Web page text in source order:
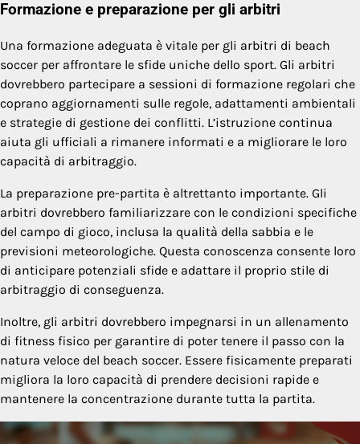
Formazione e preparazione per gli arbitri
Una formazione adeguata è vitale per gli arbitri di beach
soccer per affrontare le sfide uniche dello sport. Gli arbitri
dovrebbero partecipare a sessioni di formazione regolari che
coprano aggiornamenti sulle regole, adattamenti ambientali
e strategie di gestione dei conflitti. L’istruzione continua
aiuta gli ufficiali a rimanere informati e a migliorare le loro
capacità di arbitraggio.
La preparazione pre-partita è altrettanto importante. Gli
arbitri dovrebbero familiarizzare con le condizioni specifiche
del campo di gioco, inclusa la qualità della sabbia e le
previsioni meteorologiche. Questa conoscenza consente loro
di anticipare potenziali sfide e adattare il proprio stile di
arbitraggio di conseguenza.
Inoltre, gli arbitri dovrebbero impegnarsi in un allenamento
di fitness fisico per garantire di poter tenere il passo con la
natura veloce del beach soccer. Essere fisicamente preparati
migliora la loro capacità di prendere decisioni rapide e
mantenere la concentrazione durante tutta la partita.